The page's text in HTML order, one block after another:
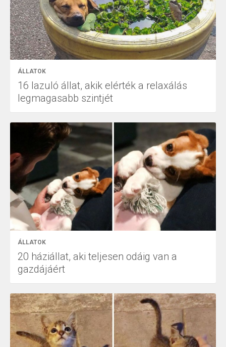
ÁLLATOK
16 lazuló állat, akik elérték a relaxálás
legmagasabb szintjét
ÁLLATOK
20 háziállat, aki teljesen odáig van a
gazdájáért